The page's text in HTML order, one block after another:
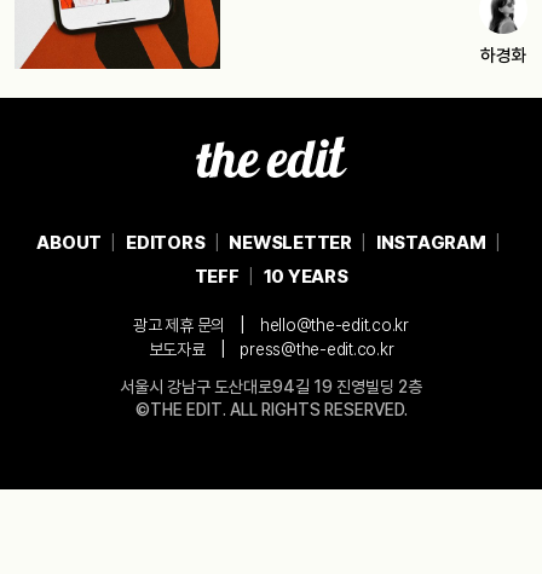
하경화
ABOUT EDITORS NEWSLETTER
INSTAGRAM
TEFF
10 YEARS
광고 제휴 문의
hello@the-edit.co.kr
보도자료
press@the-edit.co.kr
서울시 강남구 도산대로94길 19 진영빌딩 2층
©THE EDIT. ALL RIGHTS RESERVED.